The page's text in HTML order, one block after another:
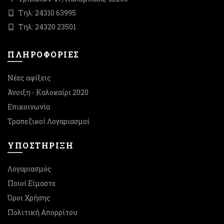
Τηλ: 24310 63995
Τηλ: 24320 23501
ΠΛΗΡΟΦΟΡΙΕΣ
Νέες αφίξεις
Άνοιξη - Καλοκαίρι 2020
Επικοινωνία
Τραπεζικοί Λογαριασμοί
ΥΠΟΣΤΉΡΙΞΗ
Λογαριασμός
Ποιοί Είμαστε
Όροι Χρήσης
Πολιτική Απορρίτου